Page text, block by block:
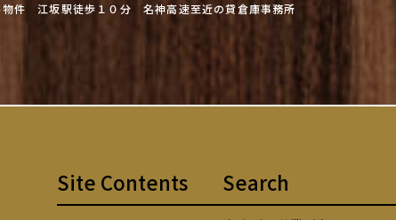
件 江坂駅徒歩１０分 名神高速至近の貸倉庫事務所
Site Contents Search